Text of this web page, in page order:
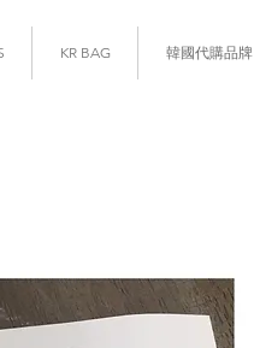
KR BAG 韓國代購品牌